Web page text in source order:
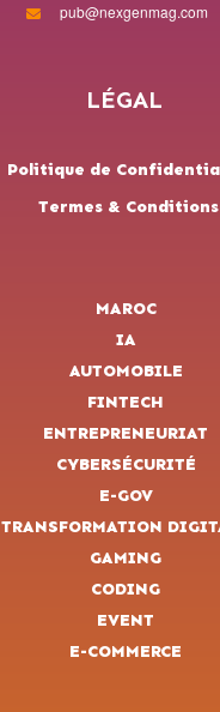
pub@nexgenmag.com
LÉGAL
Politique de
Termes & Conditions
MAROC
IA
AUTOMOBILE
FINTECH
ENTREPRENEURIAT
CYBERSÉCURITÉ
E-GOV
TRANSFORMATION
GAMING
CODING
EVENT
E-COMMERCE